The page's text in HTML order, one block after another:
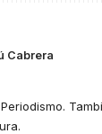
Cabrera